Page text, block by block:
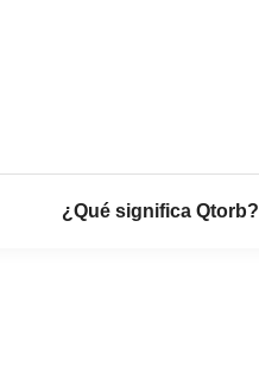
¿Qué significa Qtorb?